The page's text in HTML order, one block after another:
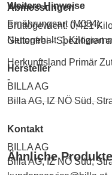
Abmessungen
Bruttogewicht: 0,421
Nettogehalt: 1
Hersteller
BILLA AG
Billa AG, IZ NÖ Süd,
Kontakt
BILLA AG
Billa AG, IZ NÖ Süd,
Weitere Hinweise
Ernährungsart (M034):
Glutenfrei - Spezifiziert
Herkunftsland Primär
-
Ähnliche Produkte